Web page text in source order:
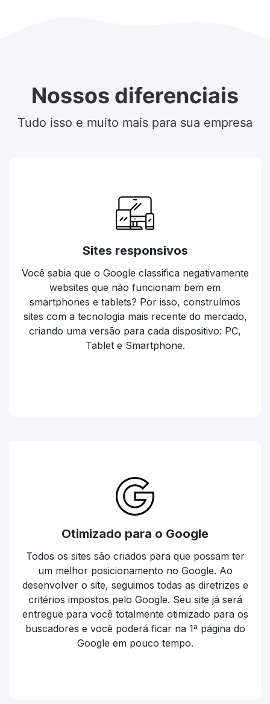
Nossos diferenciais
Tudo isso e muito mais para sua empresa
Sites responsivos
Você sabia que o Google classifica negativamente
websites que não funcionam bem em
smartphones e tablets? Por isso, construímos
sites com a tecnologia mais recente do mercado,
criando uma versão para cada dispositivo: PC,
Tablet e Smartphone.
Otimizado para o Google
Todos os sites são criados para que possam ter
um melhor posicionamento no Google. Ao
desenvolver o site, seguimos todas as diretrizes e
critérios impostos pelo Google. Seu site já será
entregue para você totalmente otimizado para os
buscadores e você poderá ficar na 1ª página do
Google em pouco tempo.